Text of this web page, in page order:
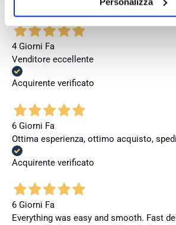
4 Giorni Fa
Venditore eccellente
Acquirente verificato
6 Giorni Fa
Ottima esperienza, ottimo acquisto,
Acquirente verificato
6 Giorni Fa
Everything was easy and smooth. Fast